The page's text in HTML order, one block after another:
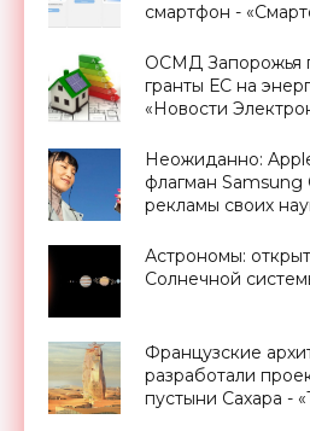
смартфон -
ОСМД Запорожья
гранты ЕС на
«Новости
Неожиданно:
флагман Samsung
рекламы своих
Астрономы:
Солнечной
Французские
разработали
пустыни Сахара -